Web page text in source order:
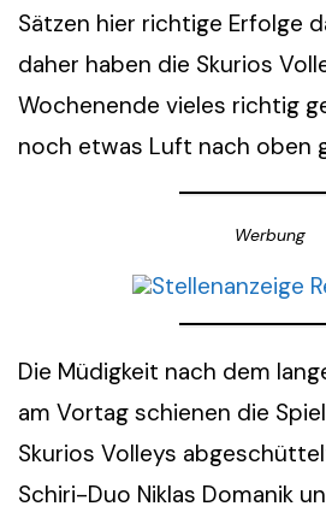
Sätzen hier richtige Erfolge
daher haben die Skurios
Wochenende vieles richtig
noch etwas Luft nach oben
Werbung
Die Müdigkeit nach dem
am Vortag schienen die
Skurios Volleys
Schiri-Duo Niklas Domanik